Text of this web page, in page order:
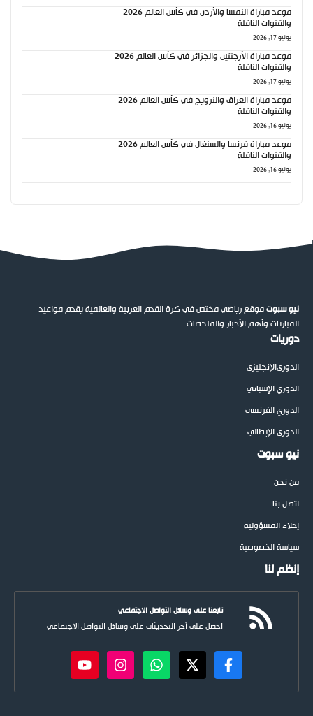
موعد مباراة النمسا والأردن في كأس العالم 2026
والقنوات الناقلة
يونيو 17, 2026
موعد مباراة الأرجنتين والجزائر في كأس العالم 2026
والقنوات الناقلة
يونيو 17, 2026
موعد مباراة العراق والنرويج في كأس العالم 2026
والقنوات الناقلة
يونيو 16, 2026
موعد مباراة فرنسا والسنغال في كأس العالم 2026
والقنوات الناقلة
يونيو 16, 2026
نيو سبوتموقع رياضي مختص في كرة القدم العربية والعالمية يقدم مواعيد
المباريات وأهم الأخبار والملخصات
دوريات
الدوريالإنجليزي
الدوري الإسباني
الدوري الفرنسي
الدوري الإيطالي
نيو سبوت
من نحن
اتصل بنا
إخلاء المسؤولية
سياسة الخصوصية
إنظم لنا
تابعنا على وسائل التواصل الاجتماعي
احصل على آخر التحديثات على وسائل التواصل الاجتماعي